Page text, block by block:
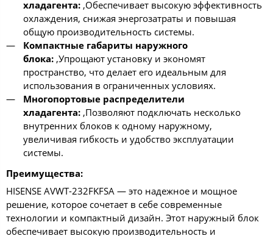
хладагента:,Обеспечивает высокую эффективность
охлаждения, снижая энергозатраты и повышая
общую производительность системы.
Компактные габариты наружного
блока:,Упрощают установку и экономят
пространство, что делает его идеальным для
использования в ограниченных условиях.
Многопортовые распределители
хладагента:,Позволяют подключать несколько
внутренних блоков к одному наружному,
увеличивая гибкость и удобство эксплуатации
системы.
Преимущества:
HISENSE AVWT-232FKFSA — это надежное и мощное
решение, которое сочетает в себе современные
технологии и компактный дизайн. Этот наружный блок
обеспечивает высокую производительность и